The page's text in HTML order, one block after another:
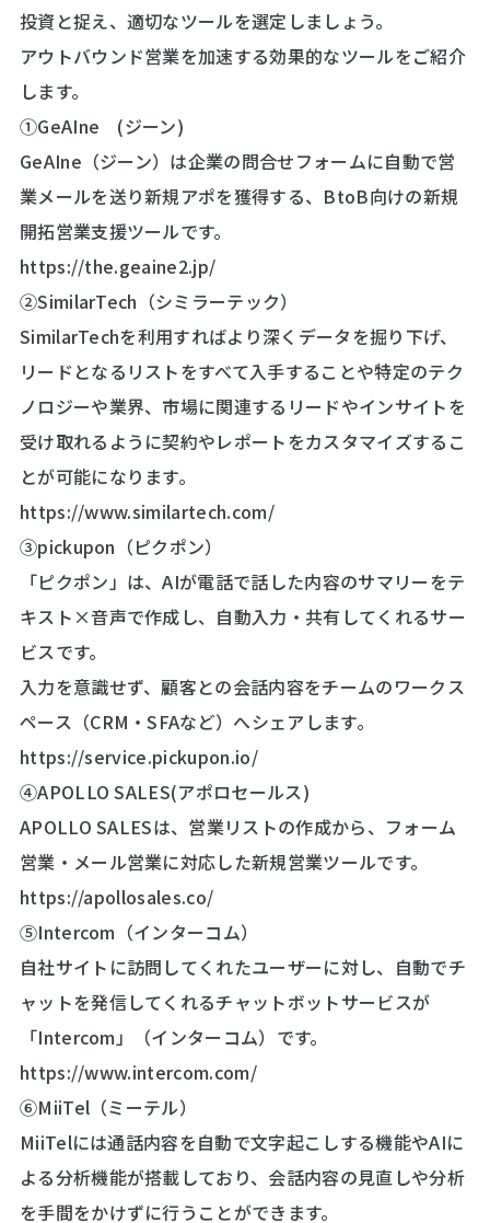
投資と捉え、適切なツールを選定しましょう。
アウトバウンド営業を加速する効果的なツールをご紹介
します。
①GeAIne (ジーン)
GeAIne（ジーン）は企業の問合せフォームに自動で営
業メールを送り新規アポを獲得する、BtoB向けの新規
開拓営業支援ツールです。
https://the.geaine2.jp/
②SimilarTech（シミラーテック）
SimilarTechを利用すればより深くデータを掘り下げ、
リードとなるリストをすべて入手することや特定のテク
ノロジーや業界、市場に関連するリードやインサイトを
受け取れるように契約やレポートをカスタマイズするこ
とが可能になります。
https://www.similartech.com/
③pickupon（ピクポン）
「ピクポン」は、AIが電話で話した内容のサマリーをテ
キスト×音声で作成し、自動入力・共有してくれるサー
ビスです。
入力を意識せず、顧客との会話内容をチームのワークス
ペース（CRM・SFAなど）へシェアします。
https://service.pickupon.io/
④APOLLO SALES(アポロセールス)
APOLLO SALESは、営業リストの作成から、フォーム
営業・メール営業に対応した新規営業ツールです。
https://apollosales.co/
⑤Intercom（インターコム）
自社サイトに訪問してくれたユーザーに対し、自動でチ
ャットを発信してくれるチャットボットサービスが
「Intercom」（インターコム）です。
https://www.intercom.com/
⑥MiiTel（ミーテル）
MiiTelには通話内容を自動で文字起こしする機能やAIに
よる分析機能が搭載しており、会話内容の見直しや分析
を手間をかけずに行うことができます。